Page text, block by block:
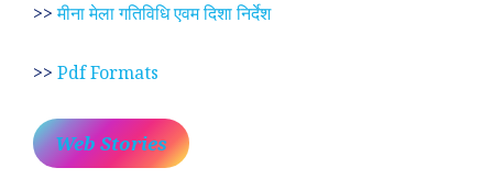
>>मीना मेला गतिविधि एवम दिशा निर्देश
>> Pdf Formats
Web Stories